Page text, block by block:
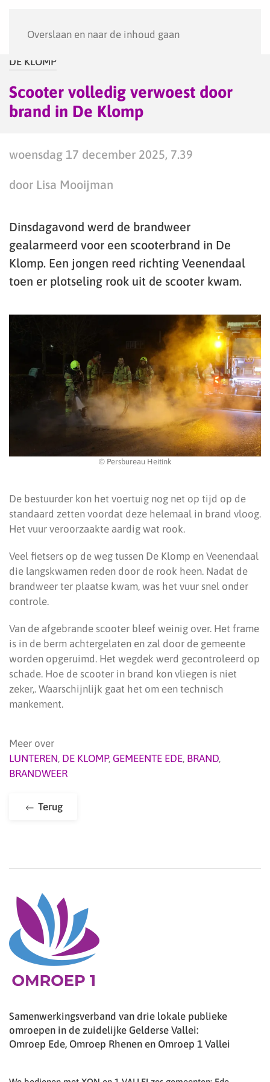
Overslaan en naar de inhoud gaan
DE KLOMP
Scooter volledig verwoest door
brand in De Klomp
woensdag 17 december 2025, 7.39
door Lisa Mooijman
Dinsdagavond werd de brandweer
gealarmeerd voor een scooterbrand in De
Klomp. Een jongen reed richting Veenendaal
toen er plotseling rook uit de scooter kwam.
© Persbureau Heitink
De bestuurder kon het voertuig nog net op tijd op de
standaard zetten voordat deze helemaal in brand vloog.
Het vuur veroorzaakte aardig wat rook.
Veel fietsers op de weg tussen De Klomp en Veenendaal
die langskwamen reden door de rook heen. Nadat de
brandweer ter plaatse kwam, was het vuur snel onder
controle.
Van de afgebrande scooter bleef weinig over. Het frame
is in de berm achtergelaten en zal door de gemeente
worden opgeruimd. Het wegdek werd gecontroleerd op
schade. Hoe de scooter in brand kon vliegen is niet
zeker,. Waarschijnlijk gaat het om een technisch
mankement.
Meer over
LUNTEREN, DE KLOMP, GEMEENTE EDE, BRAND,
BRANDWEER
Terug
Samenwerkingsverband van drie lokale publieke
omroepen in de zuidelijke Gelderse Vallei:
Omroep Ede, Omroep Rhenen en Omroep 1 Vallei